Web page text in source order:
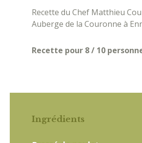
Recette du Chef Matthieu
Auberge de la Couronne à
Recette pour 8 / 10
Ingrédients